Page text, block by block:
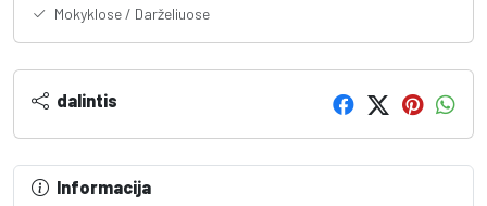
Mokyklose / Darželiuose
dalintis
Informacija